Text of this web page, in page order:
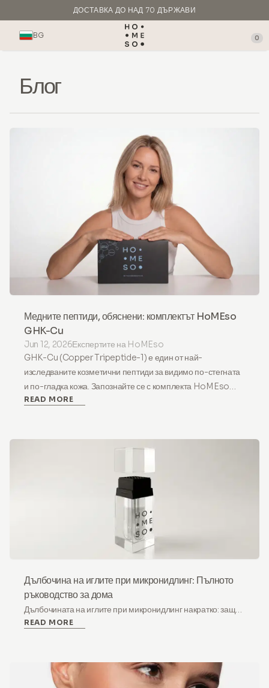
ДОСТАВКА ДО НАД 70 ДЪРЖАВИ
ПРОИЗВЕДЕНО В ИТАЛИЯ
BG
0
Блог
Медните пептиди, обяснени: комплектът HoMEso
GHK-Cu
Jun 12, 2026Експертите на HoMEso
GHK-Cu (Copper Tripeptide-1) е един от най-
изследваните козметични пептиди за видимо по-стегната
и по-гладка кожа. Запознайте се с комплекта HoMEso
GHK-Cu за кожа и скалп.
READ MORE
Дълбочина на иглите при микронидлинг: Пълното
ръководство за дома
Дълбочината на иглите при микронидлинг накратко: защо
0.5 mm е златната среда у дома, какво прави всеки
READ MORE